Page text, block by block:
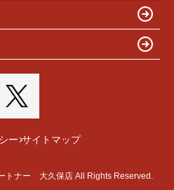
ー サイトマップ
トナー 大久保店 All Rights Reserved.